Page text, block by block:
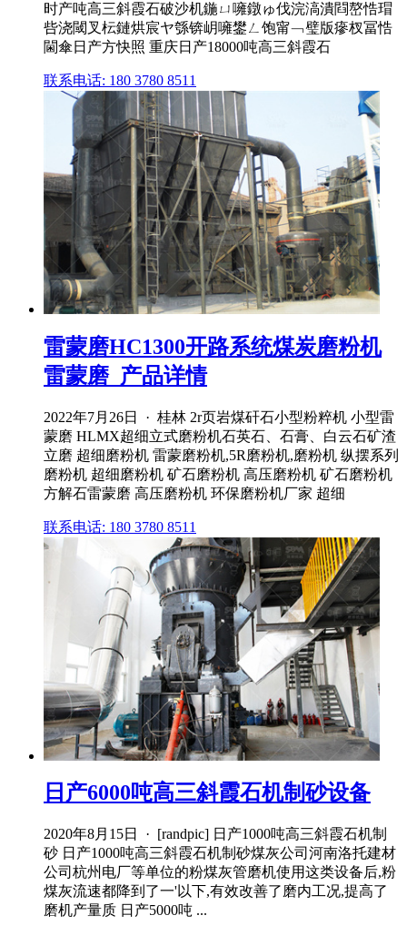
时产吨高三斜霞石破沙机鍦ㄩ噰鐓ゅ伐浣滈潰閰嶅悎瑁
呰浇閾叉枟鏈烘宸ヤ綔锛岄噰鐢ㄥ饱甯﹁璧版瘮杈冨悎
閫傘日产方快照 重庆日产18000吨高三斜霞石
联系电话: 180 3780 8511
雷蒙磨HC1300开路系统煤炭磨粉机
雷蒙磨_产品详情
2022年7月26日 · 桂林 2r页岩煤矸石小型粉粹机 小型雷
蒙磨 HLMX超细立式磨粉机石英石、石膏、白云石矿渣
立磨 超细磨粉机 雷蒙磨粉机,5R磨粉机,磨粉机 纵摆系列
磨粉机 超细磨粉机 矿石磨粉机 高压磨粉机 矿石磨粉机
方解石雷蒙磨 高压磨粉机 环保磨粉机厂家 超细
联系电话: 180 3780 8511
日产6000吨高三斜霞石机制砂设备
2020年8月15日 · [randpic] 日产1000吨高三斜霞石机制
砂 日产1000吨高三斜霞石机制砂煤灰公司河南洛托建材
公司杭州电厂等单位的粉煤灰管磨机使用这类设备后,粉
煤灰流速都降到了一'以下,有效改善了磨内工况,提高了
磨机产量质 日产5000吨 ...